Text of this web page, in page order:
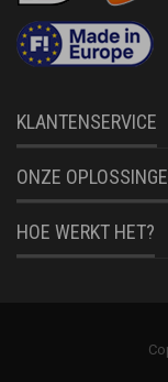
KLANTENSERVICE
ONZE
HOE WERKT HET?